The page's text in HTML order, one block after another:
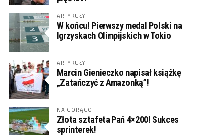
ARTYKUŁY
W końcu! Pierwszy medal Polski na
Igrzyskach Olimpijskich w Tokio
ARTYKUŁY
Marcin Gienieczko napisał książkę
„Zatańczyć z Amazonką”!
NA GORĄCO
Złota sztafeta Pań 4×200! Sukces
sprinterek!